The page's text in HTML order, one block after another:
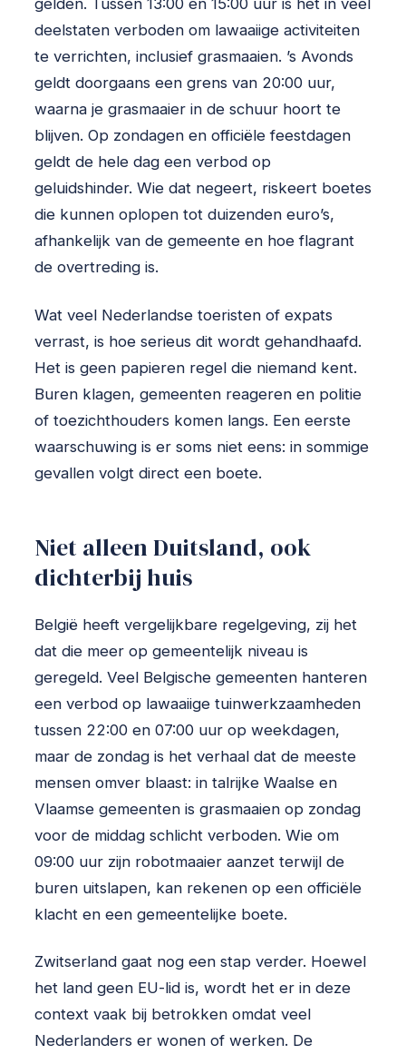
gelden. Tussen 13:00 en 15:00 uur is het in veel
deelstaten verboden om lawaaiige activiteiten
te verrichten, inclusief grasmaaien. ’s Avonds
geldt doorgaans een grens van 20:00 uur,
waarna je grasmaaier in de schuur hoort te
blijven. Op zondagen en officiële feestdagen
geldt de hele dag een verbod op
geluidshinder. Wie dat negeert, riskeert boetes
die kunnen oplopen tot duizenden euro’s,
afhankelijk van de gemeente en hoe flagrant
de overtreding is.
Wat veel Nederlandse toeristen of expats
verrast, is hoe serieus dit wordt gehandhaafd.
Het is geen papieren regel die niemand kent.
Buren klagen, gemeenten reageren en politie
of toezichthouders komen langs. Een eerste
waarschuwing is er soms niet eens: in sommige
gevallen volgt direct een boete.
Niet alleen Duitsland, ook
dichterbij huis
België heeft vergelijkbare regelgeving, zij het
dat die meer op gemeentelijk niveau is
geregeld. Veel Belgische gemeenten hanteren
een verbod op lawaaiige tuinwerkzaamheden
tussen 22:00 en 07:00 uur op weekdagen,
maar de zondag is het verhaal dat de meeste
mensen omver blaast: in talrijke Waalse en
Vlaamse gemeenten is grasmaaien op zondag
voor de middag schlicht verboden. Wie om
09:00 uur zijn robotmaaier aanzet terwijl de
buren uitslapen, kan rekenen op een officiële
klacht en een gemeentelijke boete.
Zwitserland gaat nog een stap verder. Hoewel
het land geen EU-lid is, wordt het er in deze
context vaak bij betrokken omdat veel
Nederlanders er wonen of werken. De